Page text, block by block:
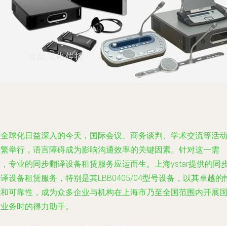
球化日益深入的今天，国际会议、商务谈判、学术交流等活动
举行，语言障碍成为影响沟通效率的关键因素。针对这一需
专业的同步翻译设备租赁服务应运而生。上海ystar提供的同
设备租赁服务，特别是其LBB0405/04型号设备，以其卓越的
可靠性，成为众多企业与机构在上海市乃至全国范围内开展国
务时的得力助手。